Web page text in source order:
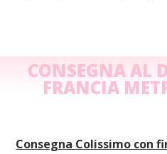
CONSEGNA AL
FRANCIA
Consegna Colissimo con